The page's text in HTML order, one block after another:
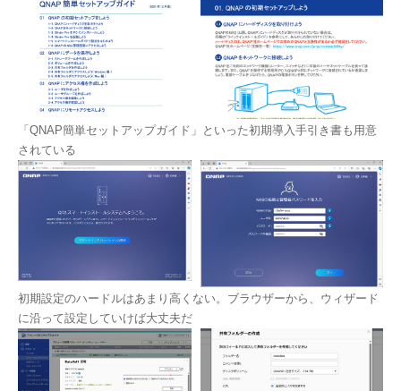
「QNAP簡単セットアップガイド」といった初期導入手引き書も用意
されている
初期設定のハードルはあまり高くない。ブラウザーから、ウィザード
に沿って設定していけば大丈夫だ